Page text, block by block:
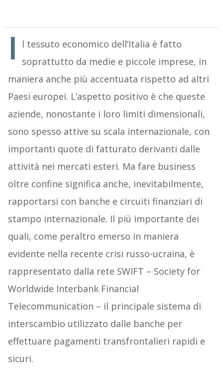
I
l tessuto economico dell’Italia è fatto
soprattutto da medie e piccole imprese, in
maniera anche più accentuata rispetto ad altri
Paesi europei. L’aspetto positivo è che queste
aziende, nonostante i loro limiti dimensionali,
sono spesso attive su scala internazionale, con
importanti quote di fatturato derivanti dalle
attività nei mercati esteri. Ma fare business
oltre confine significa anche, inevitabilmente,
rapportarsi con banche e circuiti finanziari di
stampo internazionale. Il più importante dei
quali, come peraltro emerso in maniera
evidente nella recente crisi russo-ucraina, è
rappresentato dalla rete SWIFT – Society for
Worldwide Interbank Financial
Telecommunication – il principale sistema di
interscambio utilizzato dalle banche per
effettuare pagamenti transfrontalieri rapidi e
sicuri.